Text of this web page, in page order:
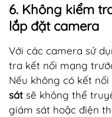
6. Không kiểm
lắp đặt camera
Với các camera sử
tra kết nối mạng
Nếu không có kết nối
sát sẽ không thể
giám sát hoặc điện